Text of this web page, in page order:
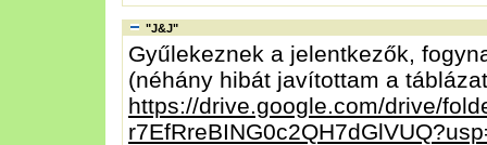
"J&J"
Gyűlekeznek a jelentkezők,
(néhány hibát javítottam a
https://drive.google.com/drive/